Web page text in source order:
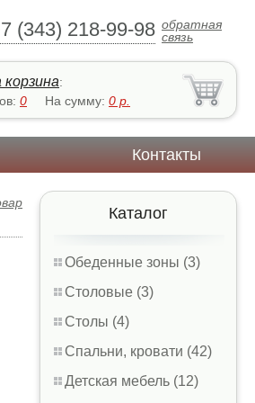
(343) 218-99-98 обратная
связь
:
0 На сумму: 0 р.
Контакты
Каталог
Обеденные зоны (3)
Столовые (3)
Столы (4)
Спальни, кровати (42)
Детская мебель (12)